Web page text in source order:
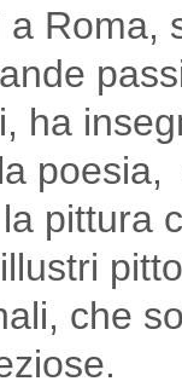
a Roma,
ha
pittura
che